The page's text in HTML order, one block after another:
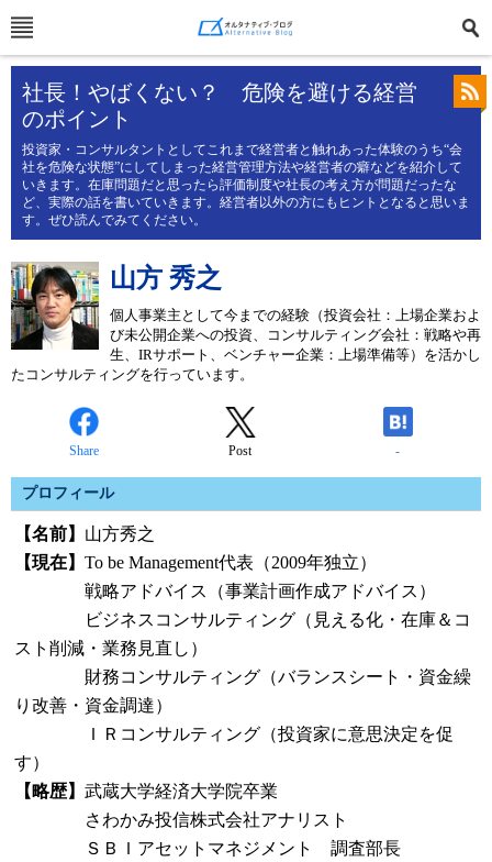
社長！やばくない？ 危険を避ける経営
のポイント
投資家・コンサルタントとしてこれまで経営者と触れあった体験のうち“会
社を危険な状態”にしてしまった経営管理方法や経営者の癖などを紹介して
いきます。在庫問題だと思ったら評価制度や社長の考え方が問題だったな
ど、実際の話を書いていきます。経営者以外の方にもヒントとなると思いま
す。ぜひ読んでみてください。
山方 秀之
個人事業主として今までの経験（投資会社：上場企業およ
び未公開企業への投資、コンサルティング会社：戦略や再
生、IRサポート、ベンチャー企業：上場準備等）を活かし
たコンサルティングを行っています。
Share Post -
プロフィール
【名前】 山方秀之
【現在】 To be Management代表（2009年独立）
戦略アドバイス（事業計画作成アドバイス）
ビジネスコンサルティング（見える化・在庫＆コ
スト削減・業務見直し）
財務コンサルティング（バランスシート・資金繰
り改善・資金調達）
ＩＲコンサルティング（投資家に意思決定を促
す）
【略歴】 武蔵大学経済大学院卒業
さわかみ投信株式会社アナリスト
ＳＢＩアセットマネジメント 調査部長